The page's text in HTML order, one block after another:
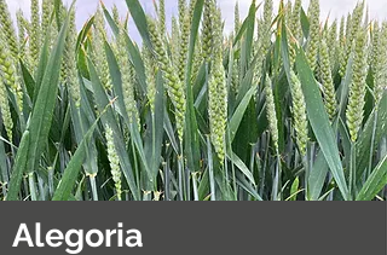
Alegoria